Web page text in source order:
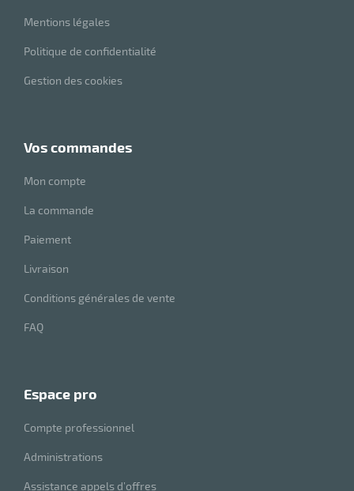
Mentions légales
Politique de confidentialité
Gestion des cookies
vos commandes
Mon compte
La commande
Paiement
Livraison
Conditions générales de vente
FAQ
espace pro
Compte professionnel
Administrations
Assistance appels d’offres